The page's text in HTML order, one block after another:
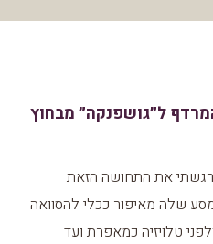
ל״גושפנקה״ מבחוץ
את התחושה הזאת
שלה מאיפור ככלי להסוואה
טלויזיה כמאפרת ועד